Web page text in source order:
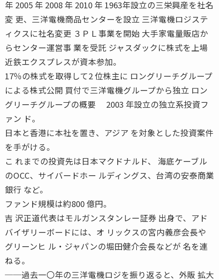
年 2005 年 2008 年 2010 年 1963年設立の三栄興産を社名
変 更、三洋電機商品センターを設立 三洋電機ロジステ
ィクスに社名変更 ３ＰＬ事業を開始 大手家電量販店か
らセンター運営事 業を受託 ジャスダックに株式を上場
近鉄エクスプレスが資本参加。
17％の株式を取得して2 位株主に ロングリーチグループ
による株式公開 買付で三洋電機グループから独立 ロン
グリーチグループの概要 2003 年設立の独立系投資フ
ァン ド。
日本と香港に本社を置き、アジア を対象とした投資案件
を手がける。
こ れまでの投資先は日本マクドナルド、 海底ケーブル
のOCC、サイバードホー ルディングス、台湾の安泰商業
銀行 など。
ファンド規模は約800 億円。
吉 沢正道代表はモルガンスタンレー証券 出身で、アド
バイザリーボードには、オ リックスの宮内義彦会長や
グリーンヒ ル・ジャパンの堀田健介会長などが 名を連
ねる。
──過去一〇年の三洋電機ロジを振り返ると、外販 拡大